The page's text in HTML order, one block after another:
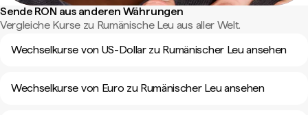
Sende RON aus anderen Währungen
Vergleiche Kurse zu Rumänische Leu aus aller Welt.
Wechselkurse von US-Dollar zu Rumänischer Leu ansehen
Wechselkurse von Euro zu Rumänischer Leu ansehen